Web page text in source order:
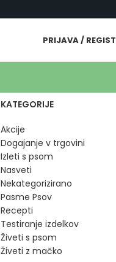
PRIJAVA /
KATEGORIJE
Akcije
Dogajanje v trgovini
Izleti s psom
Nasveti
Nekategorizirano
Pasme Psov
Recepti
Testiranje izdelkov
Živeti s psom
Živeti z mačko